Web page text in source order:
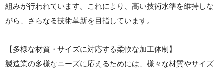
組みが行われています。これにより、高い技術水準を維持しな
がら、さらなる技術革新を目指しています。
【多様な材質・サイズに対応する柔軟な加工体制】
製造業の多様なニーズに応えるためには、様々な材質やサイズ